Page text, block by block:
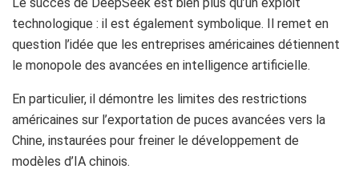
Le succès de DeepSeek est bien plus qu’un exploit
technologique : il est également symbolique. Il remet en
question l’idée que les entreprises américaines détiennent
le monopole des avancées en intelligence artificielle.
En particulier, il démontre les limites des restrictions
américaines sur l’exportation de puces avancées vers la
Chine, instaurées pour freiner le développement de
modèles d’IA chinois.